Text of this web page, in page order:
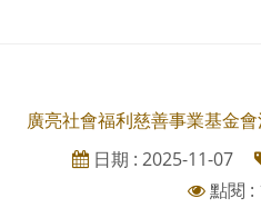
廣亮社會福利慈善事業基金
日期 : 2025-11-07
點閱 :